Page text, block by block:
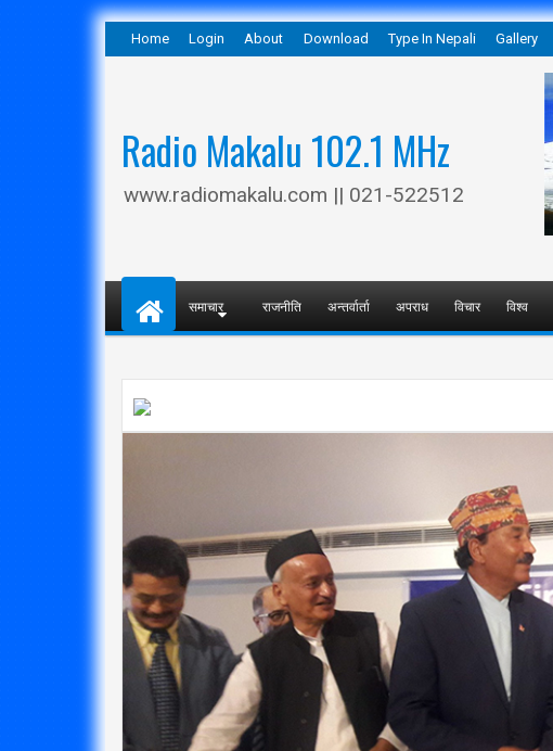
Home Login About Download Type In Nepali Gallery
Radio Makalu 102.1 MHz
www.radiomakalu.com || 021-522512
समाचार राजनीति अन्तर्वार्ता अपराध विचार विश्व